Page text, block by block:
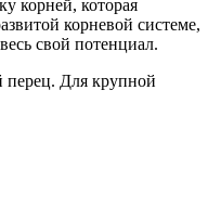
корней, которая
корневой системе,
свой потенциал.
перец. Для крупной